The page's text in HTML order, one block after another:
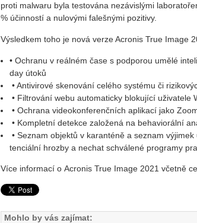
proti ma­l­wa­ru byla tes­to­vá­na ne­zá­vis­lý­mi
% účin­nos­tí a nu­lo­vý­mi fa­leš­ný­mi po­zi­ti­vy.
Vý­sled­kem toho je nová verze Acro­nis True Image
• Ochra­nu v re­ál­ném čase s pod­po­rou umělé
day útoků
• An­ti­vi­ro­vé ske­no­vá­ní ce­lé­ho sys­té­mu či
• Fil­tro­vá­ní webu au­to­ma­tic­ky blo­ku­jí­cí uži­va­te­le
• Ochra­na vi­deo­kon­fe­renč­ních apli­ka­cí jako
• Kom­plet­ní de­tek­ce za­lo­že­ná na be­ha­vi­o­rál­ní
• Se­znam ob­jek­tů v ka­ran­té­ně a se­znam
ten­ci­ál­ní hroz­by a ne­chat schvá­le­né pro­gra­my
Více in­for­ma­cí o Acro­nis True Image 2021 včet­ně
Mohlo by vás zajímat: